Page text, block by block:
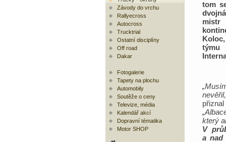
Závody do vrchu
Rallyecross
Autocross
Trucktrial
Ostatní disciplíny
Off road
Dakar
Fotogalerie
Tapety na plochu
Automobily
Soutěže o ceny
Televize, média
Kalendář akcí
Dopravní tématika
Motor SHOP
tom
který
V
a nad